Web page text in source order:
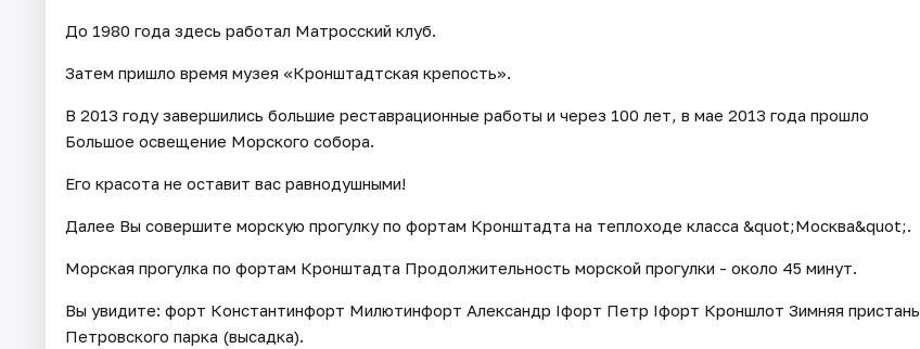
До 1980 года здесь работал Матросский клуб.
Затем пришло время музея «Кронштадтская крепость».
В 2013 году завершились большие реставрационные работы и через 100 лет, в мае 2013 года прошло
Большое освещение Морского собора.
Его красота не оставит вас равнодушными!
Далее Вы совершите морскую прогулку по фортам Кронштадта на теплоходе класса &quot;Москва&quot;.
Морская прогулка по фортам Кронштадта Продолжительность морской прогулки - около 45 минут.
Вы увидите: форт Константинфорт Милютинфорт Александр Iфорт Петр Iфорт Кроншлот Зимняя пристань
Петровского парка (высадка).